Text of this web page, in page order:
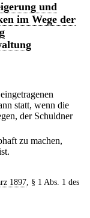
und
im Wege der
statt, wenn die
der Schuldner
zu machen,
1897, § 1 Abs. 1 des